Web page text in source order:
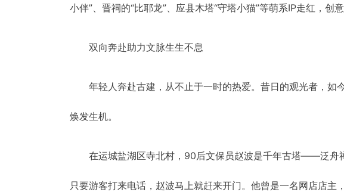
小伴”、晋祠的“比耶龙”、应县木塔“守塔小猫”等萌系IP走红，创
双向奔赴助力文脉生生不息
年轻人奔赴古建，从不止于一时的热爱。昔日的观光者，如
焕发生机。
在运城盐湖区寺北村，90后文保员赵波是千年古塔——泛舟
只要游客打来电话，赵波马上就赶来开门。他曾是一名网店店